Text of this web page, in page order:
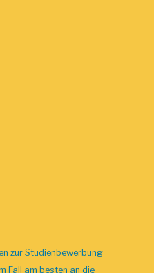
zur Studienbewerbung
Fall am besten an die